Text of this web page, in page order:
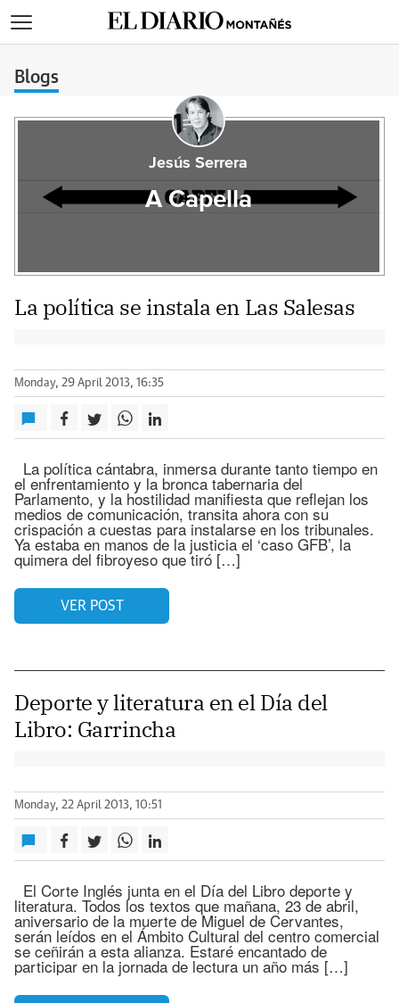
Blogs
Jesús Serrera
A Capella
La política se instala en Las Salesas
Monday, 29 April 2013, 16:35
La política cántabra, inmersa durante tanto tiempo en
el enfrentamiento y la bronca tabernaria del
Parlamento, y la hostilidad manifiesta que reflejan los
medios de comunicación, transita ahora con su
crispación a cuestas para instalarse en los tribunales.
Ya estaba en manos de la justicia el ‘caso GFB’, la
quimera del fibroyeso que tiró […]
VER POST
Deporte y literatura en el Día del
Libro: Garrincha
Monday, 22 April 2013, 10:51
El Corte Inglés junta en el Día del Libro deporte y
literatura. Todos los textos que mañana, 23 de abril,
aniversario de la muerte de Miguel de Cervantes,
serán leídos en el Ámbito Cultural del centro comercial
se ceñirán a esta alianza. Estaré encantado de
participar en la jornada de lectura un año más […]